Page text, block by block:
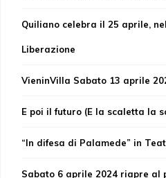
Quiliano celebra il 25 aprile,
Liberazione
VieninVilla Sabato 13 aprile
E poi il futuro (E la scaletta la
“In difesa di Palamede” in
Sabato 6 aprile 2024 riapre al